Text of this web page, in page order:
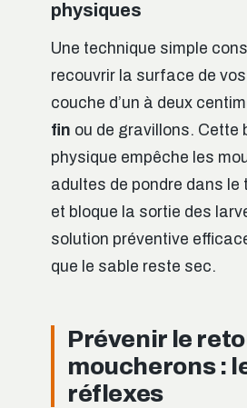
physiques
Une technique simple
recouvrir la surface de
couche d’un à deux
fin ou de gravillons. Cette
physique empêche les
adultes de pondre dans le
et bloque la sortie des
solution préventive
que le sable reste sec.
Prévenir le
moucherons :
réflexes